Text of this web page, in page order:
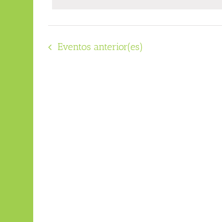
Eventosanterior(es)